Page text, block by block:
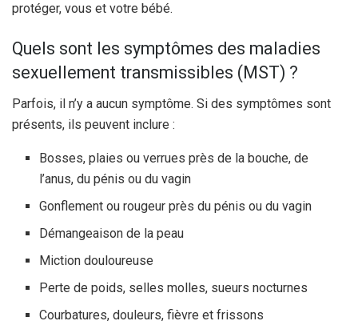
protéger, vous et votre bébé.
Quels sont les symptômes des maladies
sexuellement transmissibles (MST) ?
Parfois, il n’y a aucun symptôme. Si des symptômes sont
présents, ils peuvent inclure :
Bosses, plaies ou verrues près de la bouche, de
l’anus, du pénis ou du vagin
Gonflement ou rougeur près du pénis ou du vagin
Démangeaison de la peau
Miction douloureuse
Perte de poids, selles molles, sueurs nocturnes
Courbatures, douleurs, fièvre et frissons